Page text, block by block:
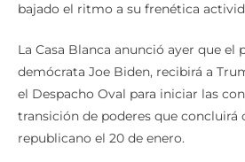
bajado el ritmo a su frenética
La Casa Blanca anunció ayer que el
demócrata Joe Biden, recibirá a
el Despacho Oval para iniciar las
transición de poderes que concluirá
republicano el 20 de enero.